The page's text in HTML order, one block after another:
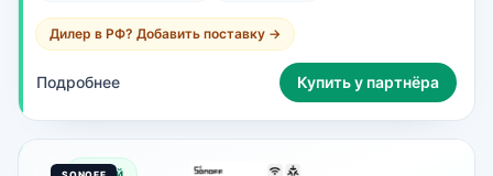
Дилер в РФ? Добавить поставку →
Подробнее Купить у партнёра